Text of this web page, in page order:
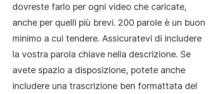
dovreste farlo per ogni video che caricate,
anche per quelli più brevi. 200 parole è un buon
minimo a cui tendere. Assicuratevi di includere
la vostra parola chiave nella descrizione. Se
avete spazio a disposizione, potete anche
includere una trascrizione ben formattata del